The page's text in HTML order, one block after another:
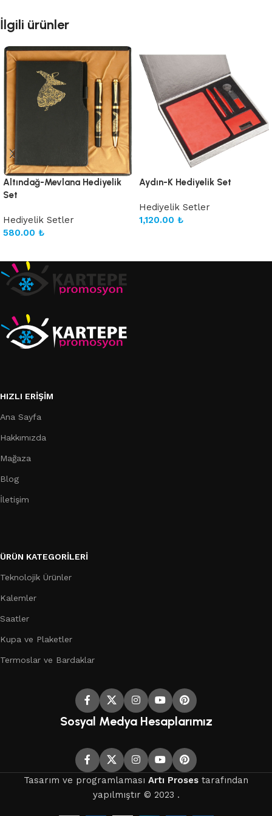
İlgili ürünler
Altındağ-Mevlana Hediyelik
Set
Hediyelik Setler
580.00 ₺
Aydın-K Hediyelik Set
Hediyelik Setler
1,120.00 ₺
HIZLI ERIŞIM
Ana Sayfa
Hakkımızda
Mağaza
Blog
İletişim
ÜRÜN KATEGORILERI
Teknolojik Ürünler
Kalemler
Saatler
Kupa ve Plaketler
Termoslar ve Bardaklar
Sosyal Medya Hesaplarımız
Tasarım ve programlaması Artı Proses tarafından
yapılmıştır © 2023 .